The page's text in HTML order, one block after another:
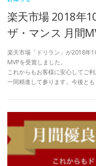
楽天市場 2018年
ザ・マンス 月間
楽天市場「ドリラン」が2018年
MVPを受賞しました。
これからもお客様に安心してご
一同精進して参ります。今後と